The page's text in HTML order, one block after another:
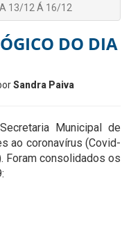
13/12 Á 16/12
DO DIA
Sandra Paiva
Municipal de
ao coronavírus (Covid-
Foram consolidados os